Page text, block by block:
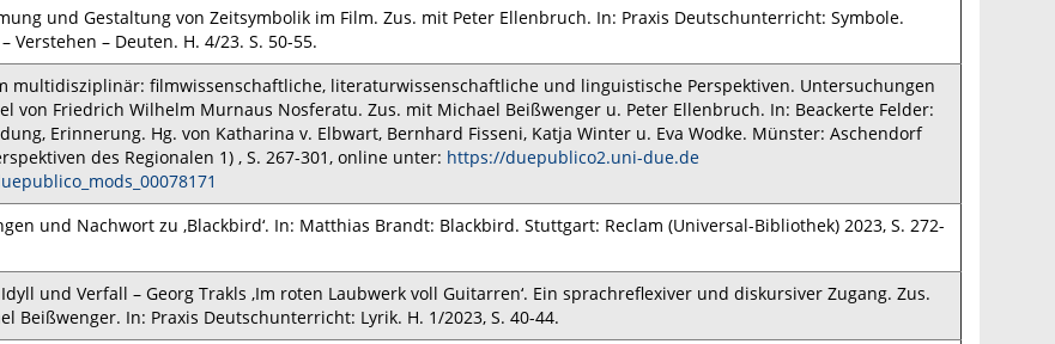
und Gestaltung von Zeitsymbolik im Film. Zus. mit Peter Ellenbruch. In: Praxis Deutschunterricht: Symbole.
Verstehen – Deuten. H. 4/23. S. 50-55.
multidisziplinär: filmwissenschaftliche, literaturwissenschaftliche und linguistische Perspektiven. Untersuchungen
von Friedrich Wilhelm Murnaus Nosferatu. Zus. mit Michael Beißwenger u. Peter Ellenbruch. In: Beackerte Felder:
Erinnerung. Hg. von Katharina v. Elbwart, Bernhard Fisseni, Katja Winter u. Eva Wodke. Münster: Aschendorf
des Regionalen 1) , S. 267-301, online unter: https://duepublico2.uni-due.de
171
und Nachwort zu ‚Blackbird‘. In: Matthias Brandt: Blackbird. Stuttgart: Reclam (Universal-Bibliothek) 2023, S. 272-
und Verfall – Georg Trakls ‚Im roten Laubwerk voll Guitarren‘. Ein sprachreflexiver und diskursiver Zugang. Zus.
Beißwenger. In: Praxis Deutschunterricht: Lyrik. H. 1/2023, S. 40-44.